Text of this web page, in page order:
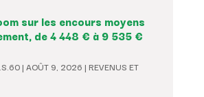
sur les encours moyens
de 4 448 € à 9 535 €
| AOÛT 9, 2026 | REVENUS ET